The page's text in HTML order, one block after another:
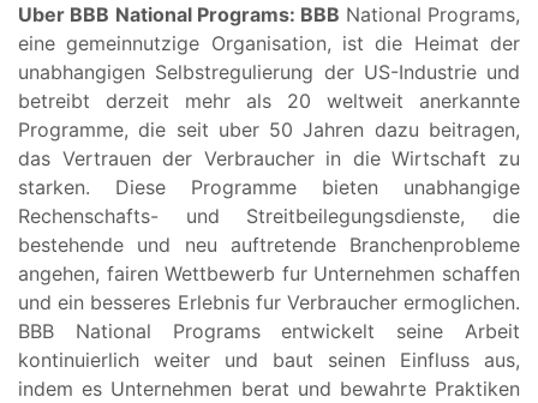
Uber BBB National Programs: BBB National Programs,
eine gemeinnutzige Organisation, ist die Heimat der
unabhangigen Selbstregulierung der US-Industrie und
betreibt derzeit mehr als 20 weltweit anerkannte
Programme, die seit uber 50 Jahren dazu beitragen,
das Vertrauen der Verbraucher in die Wirtschaft zu
starken. Diese Programme bieten unabhangige
Rechenschafts- und Streitbeilegungsdienste, die
bestehende und neu auftretende Branchenprobleme
angehen, fairen Wettbewerb fur Unternehmen schaffen
und ein besseres Erlebnis fur Verbraucher ermoglichen.
BBB National Programs entwickelt seine Arbeit
kontinuierlich weiter und baut seinen Einfluss aus,
indem es Unternehmen berat und bewahrte Praktiken